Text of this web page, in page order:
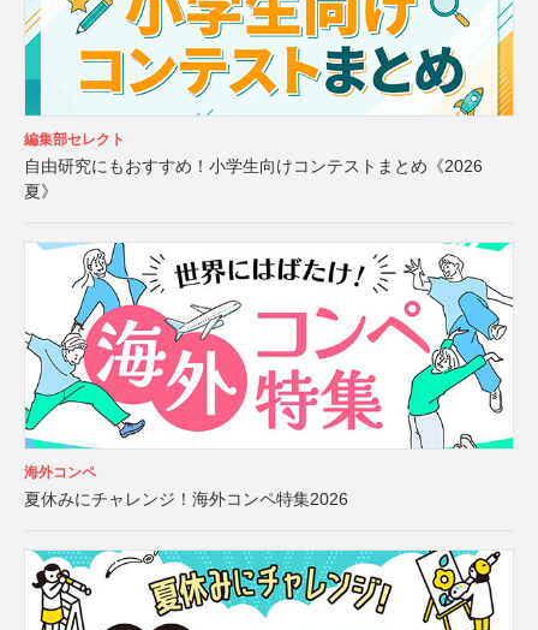
編集部セレクト
自由研究にもおすすめ！小学生向けコンテストまとめ《2026
夏》
海外コンペ
夏休みにチャレンジ！海外コンペ特集2026